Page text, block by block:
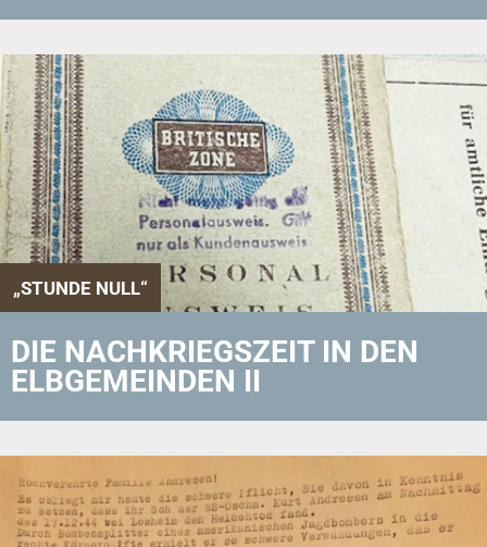
„STUNDE NULL“
DIE NACHKRIEGSZEIT IN DEN
ELBGEMEINDEN II